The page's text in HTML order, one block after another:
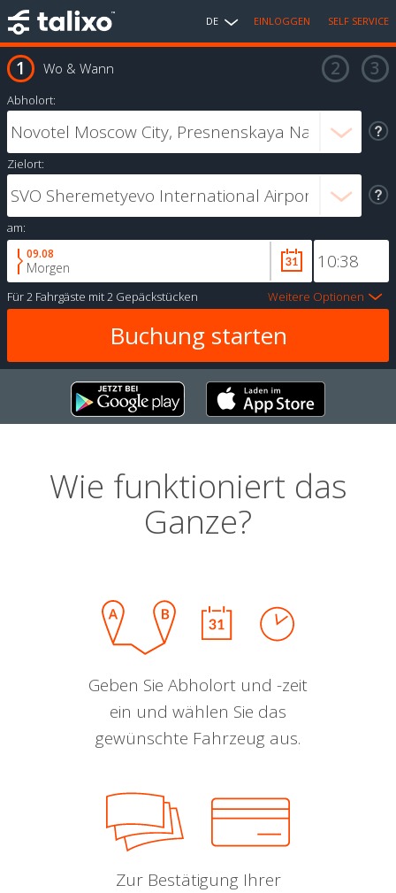
DE EINLOGGEN SELF SERVICE
Wo & Wann
Abholort:
Zielort:
am:
09.08
Morgen
Für2 Fahrgäste mit2 Gepäckstücken Weitere Optionen
Wie funktioniert das
Ganze?
Geben Sie Abholort und -zeit
ein und wählen Sie das
gewünschte Fahrzeug aus.
Zur Bestätigung Ihrer